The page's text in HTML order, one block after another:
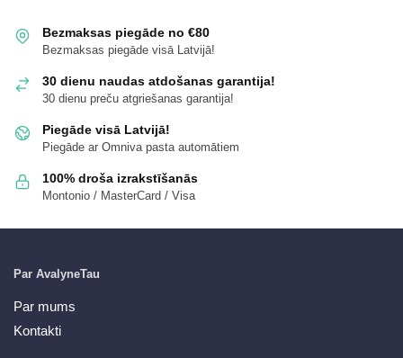
Bezmaksas piegāde no €80
Bezmaksas piegāde visā Latvijā!
30 dienu naudas atdošanas garantija!
30 dienu preču atgriešanas garantija!
Piegāde visā Latvijā!
Piegāde ar Omniva pasta automātiem
100% droša izrakstīšanās
Montonio / MasterCard / Visa
Par AvalyneTau
Par mums
Kontakti